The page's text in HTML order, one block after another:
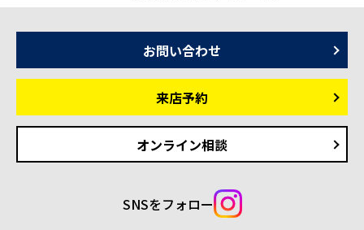
お問い合わせ
来店予約
オンライン相談
SNSをフォロー